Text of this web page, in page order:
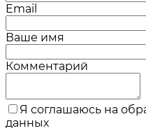
Email
Ваше имя
Комментарий
Я соглашаюсь на
данных